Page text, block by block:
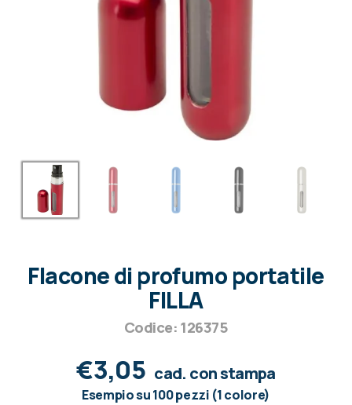
Flacone di profumo portatile
FILLA
Codice: 126375
€3,05 cad. con stampa
Esempio su 100 pezzi (1 colore)